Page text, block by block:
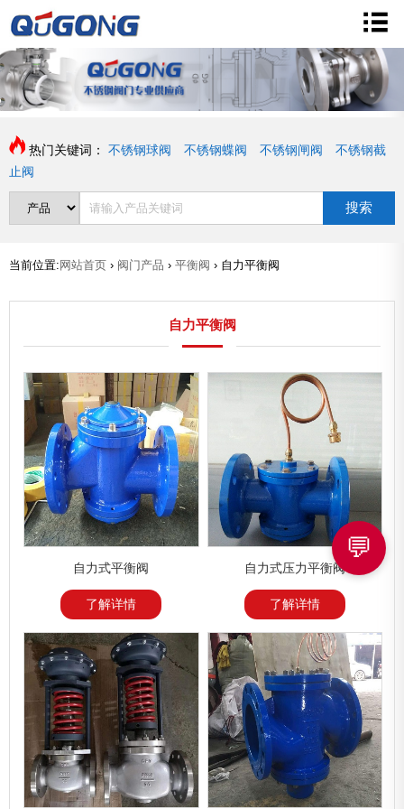
热门关键词： 不锈钢球阀 不锈钢蝶阀 不锈钢闸阀
不锈钢截
止阀
搜索
当前位置: 网站首页 › 阀门产品 › 平衡阀 › 自力平衡阀
自力平衡阀
自力式平衡阀
了解详情
自力式压力平衡阀
了解详情
💬